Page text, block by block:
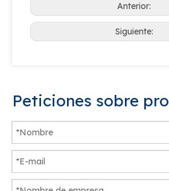
Anterior:
Siguiente:
Peticiones sobre